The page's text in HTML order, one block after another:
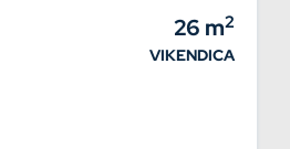
26 m2
VIKENDICA